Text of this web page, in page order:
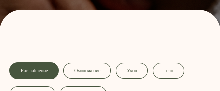
Расслабление Омоложение Уход Тело